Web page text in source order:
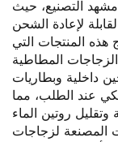
التصنيع، حيث
لإعادة الشحن
المنتجات التي
المطاطية
داخلية وبطاريات
عند الطلب، مما
روتين الماء
المصنعة لزجاجات